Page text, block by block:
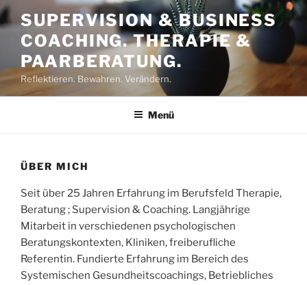
Zum
Inhalt
springen
SUPERVISION & BUSINESS
COACHING. THERAPIE &
PAARBERATUNG.
Reflektieren. Bewahren. Verändern.
Menü
ÜBER MICH
Seit über 25 Jahren Erfahrung im Berufsfeld Therapie,
Beratung ; Supervision & Coaching. Langjährige
Mitarbeit in verschiedenen psychologischen
Beratungskontexten, Kliniken, freiberufliche
Referentin. Fundierte Erfahrung im Bereich des
Systemischen Gesundheitscoachings, Betriebliches